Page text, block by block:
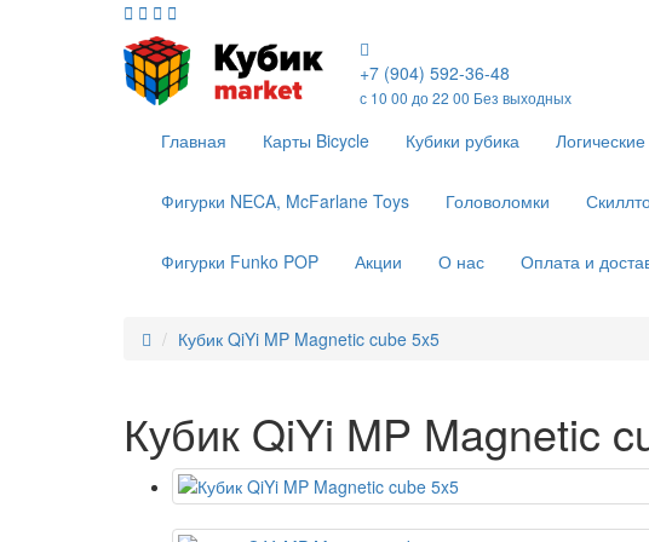
+7 (904) 592-36-48
с 10 00 до 22 00 Без выходных
Главная Карты Bicycle Кубики рубика
Фигурки NECA, McFarlane Toys Головоломки
Фигурки Funko POP Акции О нас Оплата и
Кубик QiYi MP Magnetic cube 5x5
Кубик QiYi MP Magnetic